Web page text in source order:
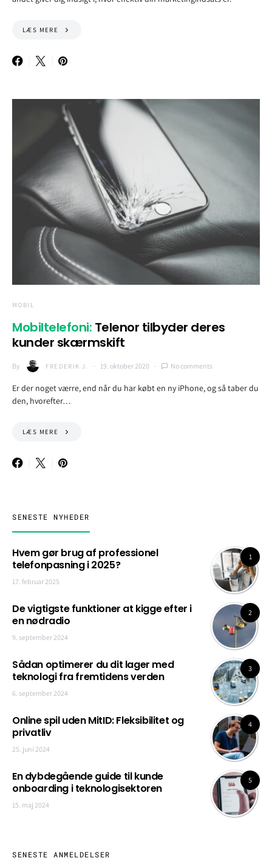
LÆS MERE
MOBIL
Mobiltelefoni: Telenor tilbyder deres
kunder skærmskift
By FREDERIK J. 19. oktober 2020 No comments
Er der noget værre, end når du har købt en ny iPhone, og så taber du
den, hvorefter…
LÆS MERE
SENESTE NYHEDER
1
Hvem gør brug af professionel
telefonpasning i 2025?
17. februar 2025
2
De vigtigste funktioner at kigge efter i
en nødradio
9. september 2024
3
Sådan optimerer du dit lager med
teknologi fra fremtidens verden
6. september 2024
4
Online spil uden MitID: Fleksibilitet og
privatliv
25. juni 2024
5
En dybdegående guide til kunde
onboarding i teknologisektoren
15. maj 2024
SENESTE ANMELDELSER